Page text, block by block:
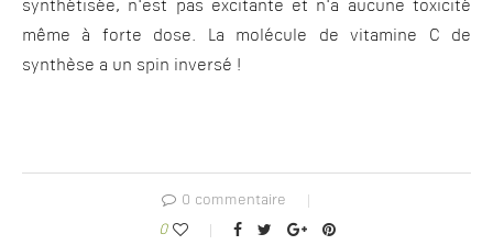
synthétisée, n'est pas excitante et n'a aucune toxicité
même à forte dose. La molécule de vitamine C de
synthèse a un spin inversé !
0 commentaire
0